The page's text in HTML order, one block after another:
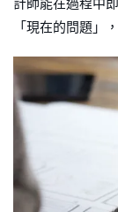
計師能在過程中
「現在的問題」